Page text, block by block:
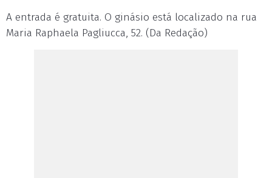
A entrada é gratuita. O ginásio está localizado na rua
Maria Raphaela Pagliucca, 52. (Da Redação)